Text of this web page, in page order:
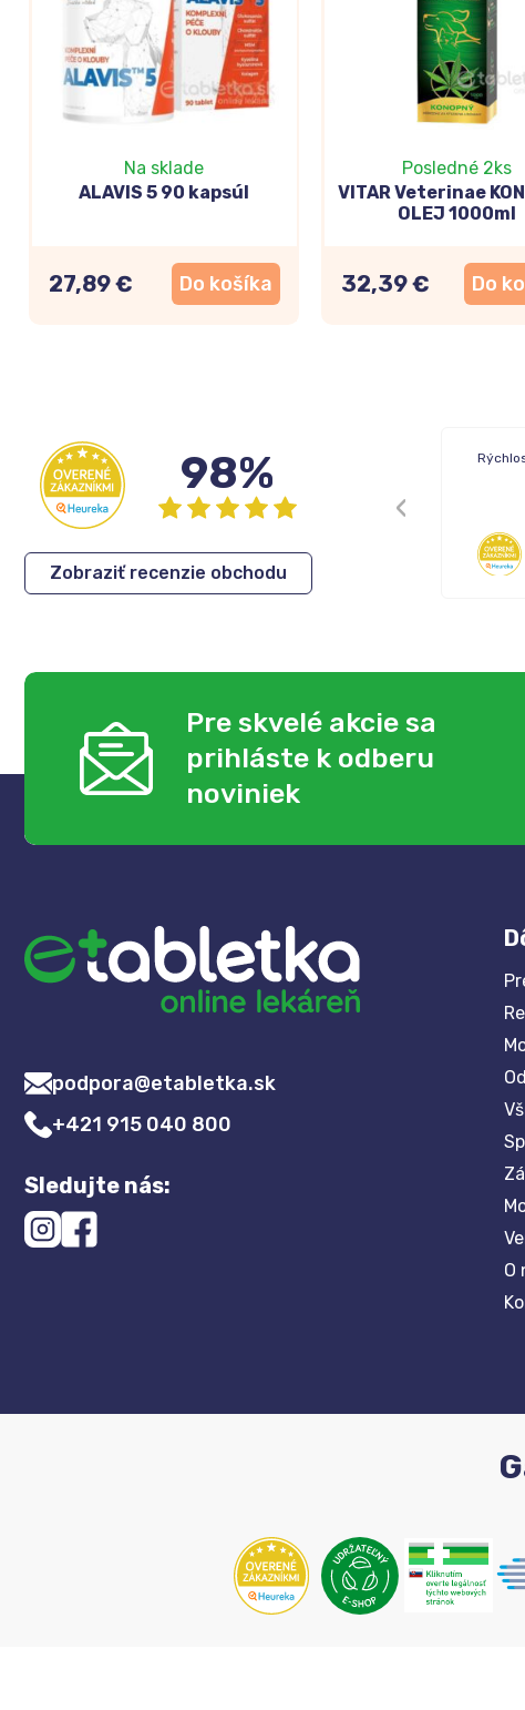
Na sklade
ALAVIS 5 90 kapsúl
27,89 € Do košíka
Posledné 2ks
VITAR Veterinae
OLEJ 1000ml
32,39 € Do
98%
Zobraziť recenzie obchodu
Rýchle dodanie tovaru.
Cenovo dobré produkty
Pre skvelé akcie sa
prihláste k odberu
noviniek
podpora@etabletka.sk
+421 915 040 800
Sledujte nás:
O